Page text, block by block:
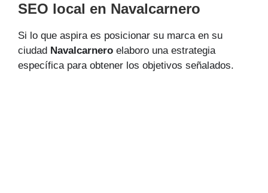
SEO local en Navalcarnero
Si lo que aspira es posicionar su marca en su
ciudad Navalcarnero elaboro una estrategia
específica para obtener los objetivos señalados.